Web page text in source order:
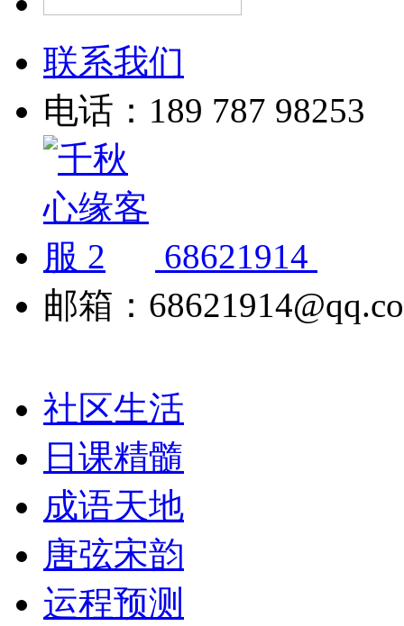
联系我们
电话：189 787 98253
68621914
邮箱：
社区生活
日课精髓
成语天地
唐弦宋韵
运程预测